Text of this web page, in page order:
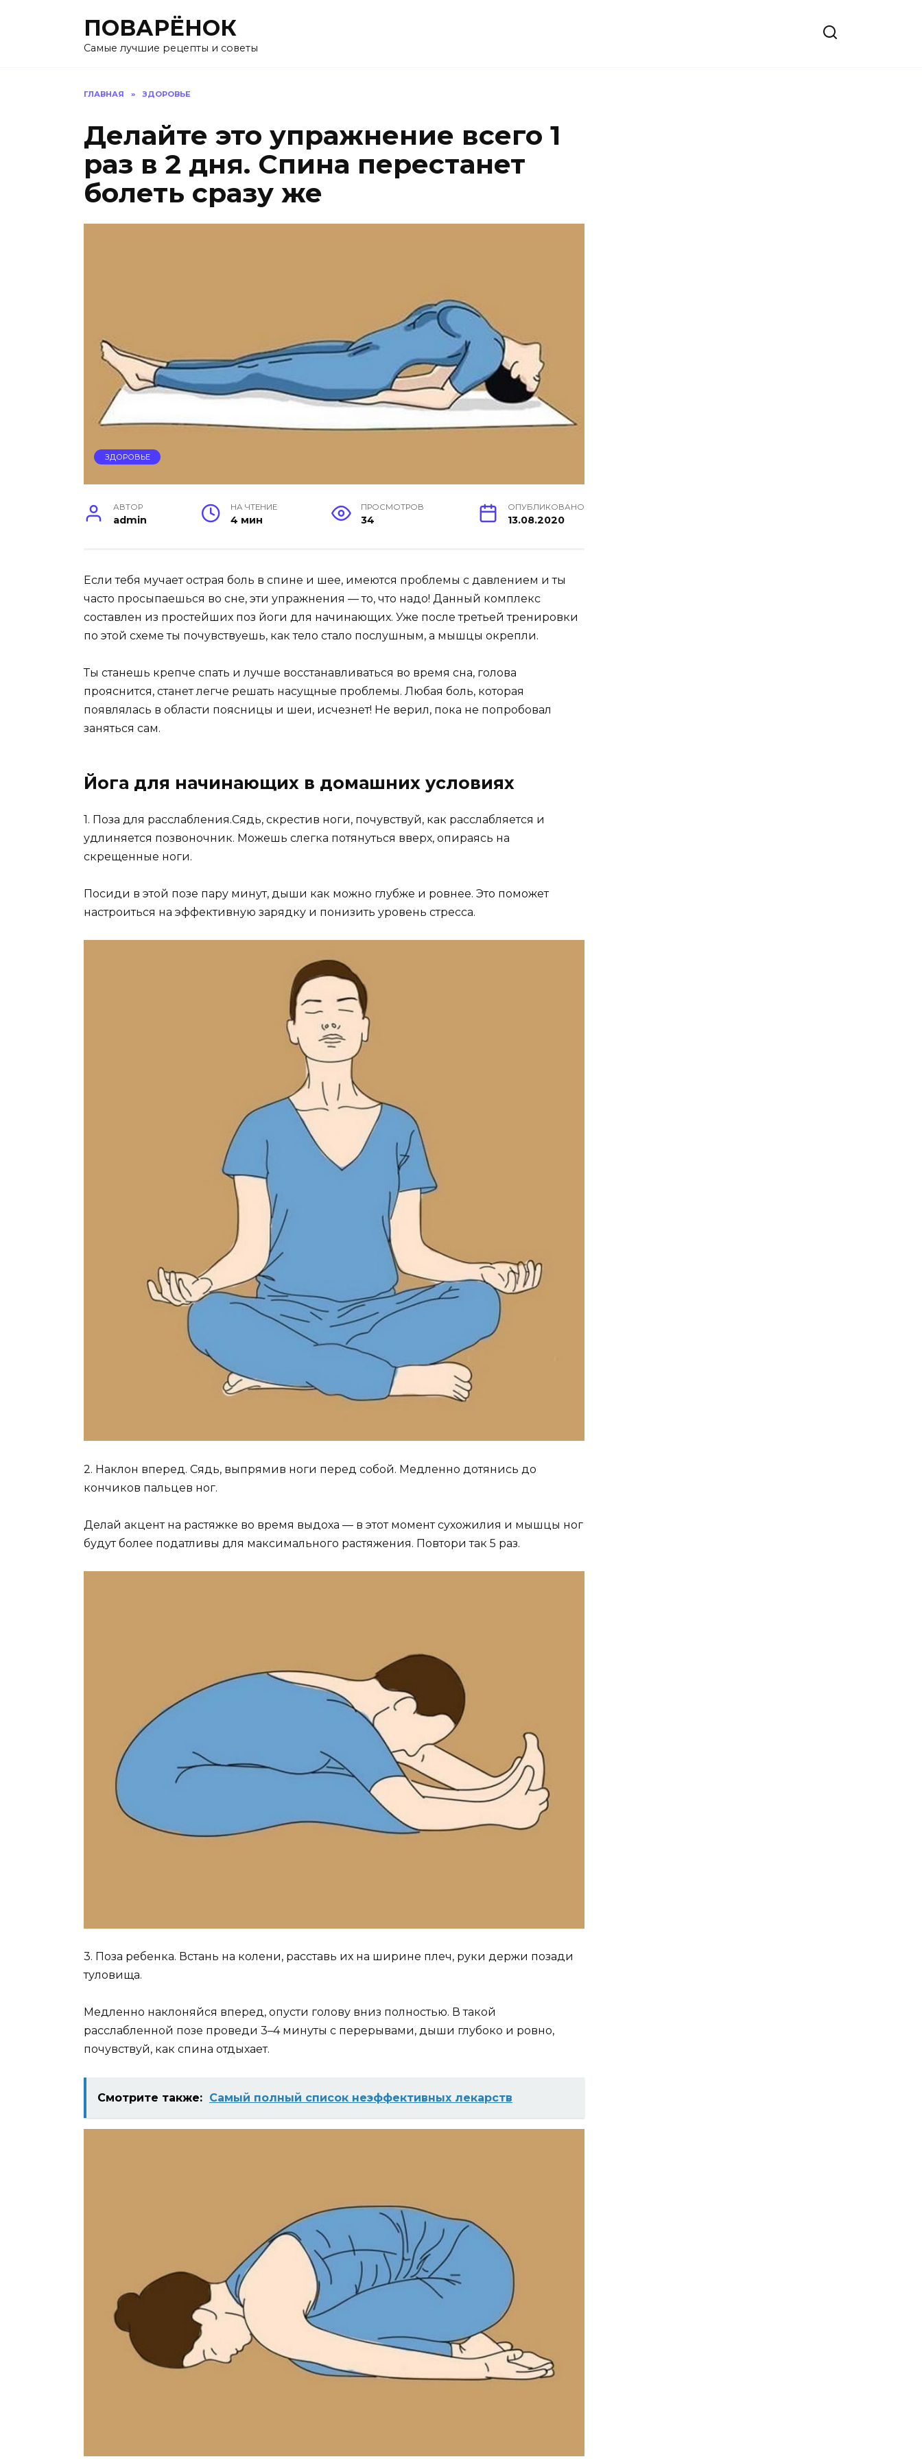
ПОВАРЁНОК
Самые лучшие рецепты и советы
ГЛАВНАЯ » ЗДОРОВЬЕ
Делайте это упражнение всего 1
раз в 2 дня. Спина перестанет
болеть сразу же
ЗДОРОВЬЕ
АВТОР
admin
НА ЧТЕНИЕ
4 мин
ПРОСМОТРОВ
34
ОПУБЛИКОВАНО
13.08.2020
Если тебя мучает острая боль в спине и шее, имеются проблемы с давлением и ты
часто просыпаешься во сне, эти упражнения — то, что надо! Данный комплекс
составлен из простейших поз йоги для начинающих. Уже после третьей тренировки
по этой схеме ты почувствуешь, как тело стало послушным, а мышцы окрепли.
Ты станешь крепче спать и лучше восстанавливаться во время сна, голова
прояснится, станет легче решать насущные проблемы. Любая боль, которая
появлялась в области поясницы и шеи, исчезнет! Не верил, пока не попробовал
заняться сам.
Йога для начинающих в домашних условиях
1. Поза для расслабления.Сядь, скрестив ноги, почувствуй, как расслабляется и
удлиняется позвоночник. Можешь слегка потянуться вверх, опираясь на
скрещенные ноги.
Посиди в этой позе пару минут, дыши как можно глубже и ровнее. Это поможет
настроиться на эффективную зарядку и понизить уровень стресса.
2. Наклон вперед. Сядь, выпрямив ноги перед собой. Медленно дотянись до
кончиков пальцев ног.
Делай акцент на растяжке во время выдоха — в этот момент сухожилия и мышцы ног
будут более податливы для максимального растяжения. Повтори так 5 раз.
3. Поза ребенка. Встань на колени, расставь их на ширине плеч, руки держи позади
туловища.
Медленно наклоняйся вперед, опусти голову вниз полностью. В такой
расслабленной позе проведи 3–4 минуты с перерывами, дыши глубоко и ровно,
почувствуй, как спина отдыхает.
Смотрите также: Самый полный список неэффективных лекарств